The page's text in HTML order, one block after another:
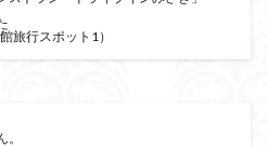
旅行スポット1）